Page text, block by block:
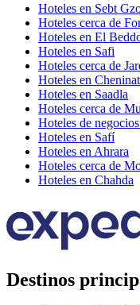
Hoteles en Sebt
Hoteles cerca de
Hoteles en El
Hoteles en Safi
Hoteles cerca de
Hoteles en Cheninat
Hoteles en Saadla
Hoteles cerca de
Hoteles de
Hoteles en Safí
Hoteles en Ahrara
Hoteles cerca de
Hoteles en Chahda
Destinos